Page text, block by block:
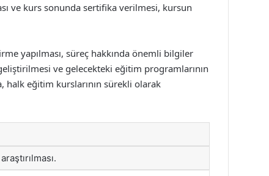
ve kurs sonunda sertifika verilmesi, kursun
yapılması, süreç hakkında önemli bilgiler
ve gelecekteki eğitim programlarının
halk eğitim kurslarının sürekli olarak